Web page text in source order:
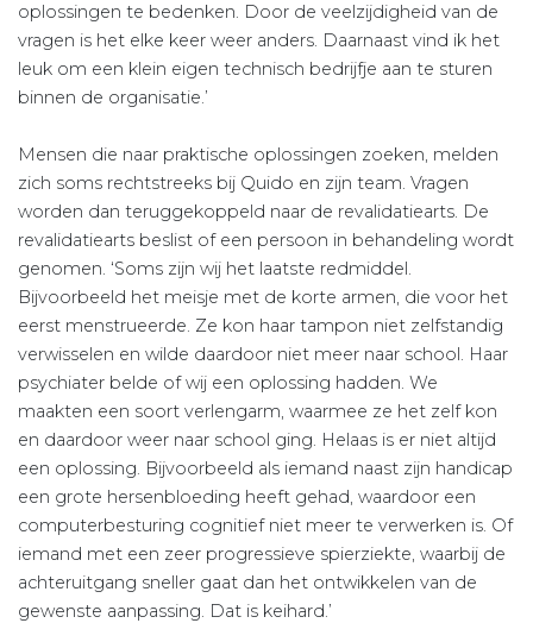
oplossingen te bedenken. Door de veelzijdigheid van de
vragen is het elke keer weer anders. Daarnaast vind ik het
leuk om een klein eigen technisch bedrijfje aan te sturen
binnen de organisatie.’
Mensen die naar praktische oplossingen zoeken, melden
zich soms rechtstreeks bij Quido en zijn team. Vragen
worden dan teruggekoppeld naar de revalidatiearts. De
revalidatiearts beslist of een persoon in behandeling wordt
genomen. ‘Soms zijn wij het laatste redmiddel.
Bijvoorbeeld het meisje met de korte armen, die voor het
eerst menstrueerde. Ze kon haar tampon niet zelfstandig
verwisselen en wilde daardoor niet meer naar school. Haar
psychiater belde of wij een oplossing hadden. We
maakten een soort verlengarm, waarmee ze het zelf kon
en daardoor weer naar school ging. Helaas is er niet altijd
een oplossing. Bijvoorbeeld als iemand naast zijn handicap
een grote hersenbloeding heeft gehad, waardoor een
computerbesturing cognitief niet meer te verwerken is. Of
iemand met een zeer progressieve spierziekte, waarbij de
achteruitgang sneller gaat dan het ontwikkelen van de
gewenste aanpassing. Dat is keihard.’